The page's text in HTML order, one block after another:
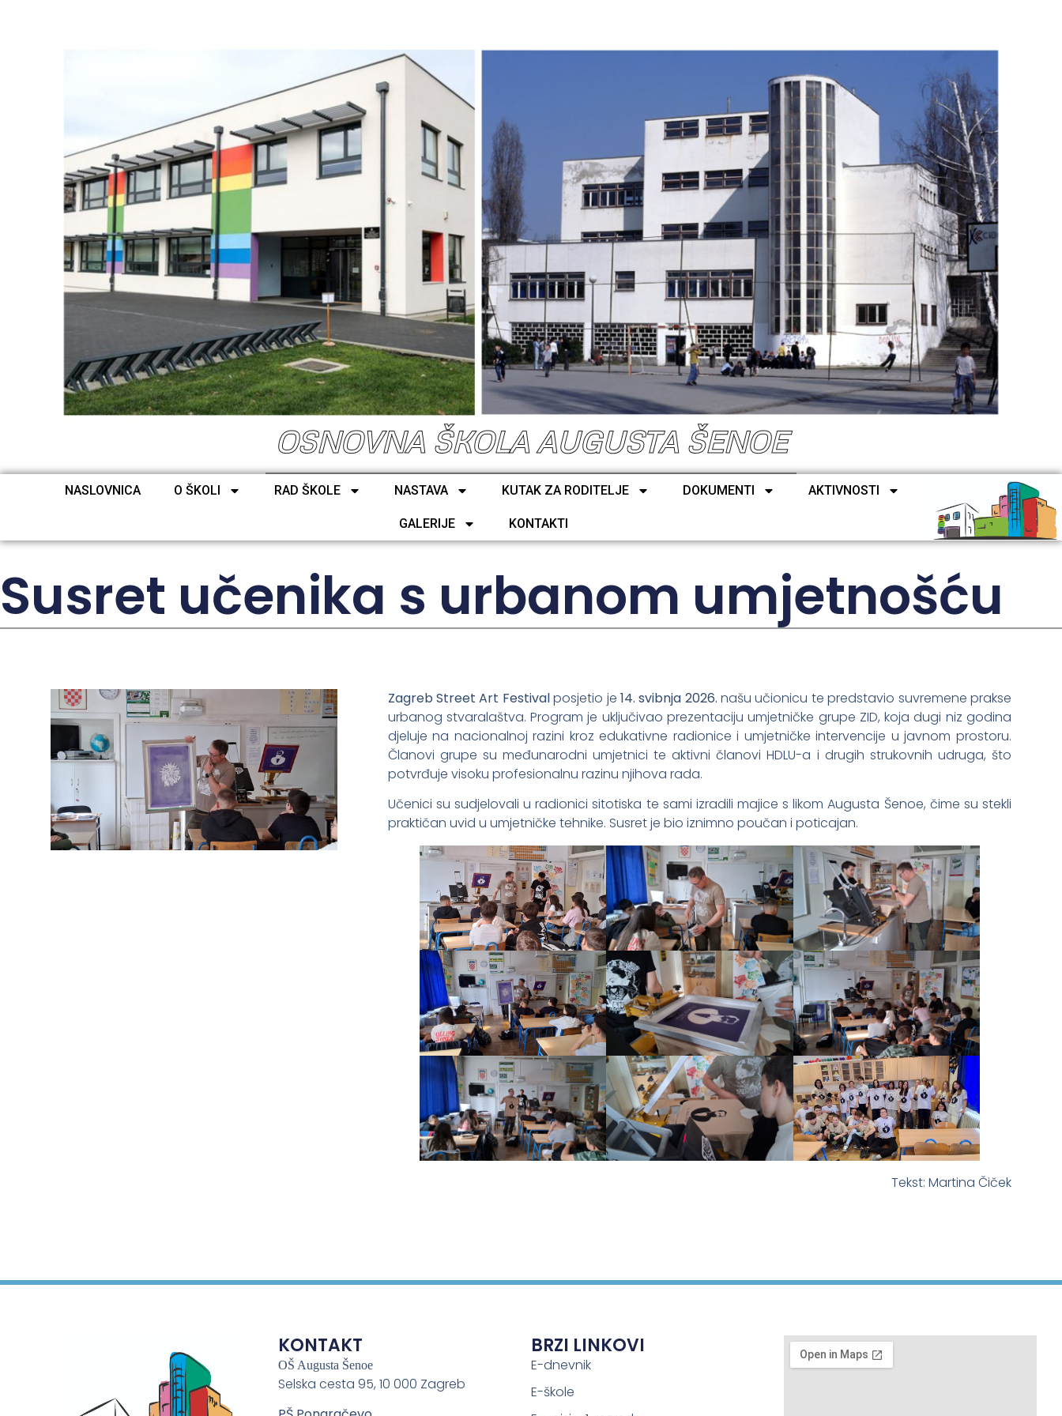
OSNOVNA ŠKOLA AUGUSTA ŠENOE
NASLOVNICA O ŠKOLI RAD ŠKOLE NASTAVA KUTAK ZA RODITELJE DOKUMENTI AKTIVNOSTI
GALERIJE KONTAKTI
Susret učenika s urbanom umjetnošću
Zagreb Street Art Festivalposjetio je 14. svibnja 2026. našu učionicu te predstavio suvremene prakse
urbanog stvaralaštva. Program je uključivao prezentaciju umjetničke grupe ZID, koja dugi niz godina
djeluje na nacionalnoj razini kroz edukativne radionice i umjetničke intervencije u javnom prostoru.
Članovi grupe su međunarodni umjetnici te aktivni članovi HDLU-a i drugih strukovnih udruga, što
potvrđuje visoku profesionalnu razinu njihova rada.
Učenici su sudjelovali u radionici sitotiska te sami izradili majice s likom Augusta Šenoe, čime su stekli
praktičan uvid u umjetničke tehnike. Susret je bio iznimno poučan i poticajan.
Tekst: Martina Čiček
KONTAKT
OŠ Augusta Šenoe
Selska cesta 95, 10 000 Zagreb
BRZI LINKOVI
E-dnevnik
E-škole